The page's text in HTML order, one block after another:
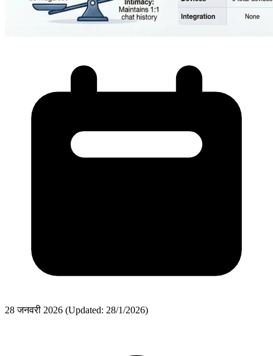
28 जनवरी 2026 (Updated: 28/1/2026)